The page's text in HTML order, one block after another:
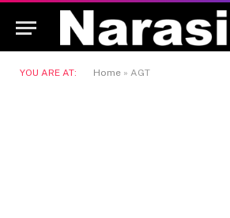
YOU ARE AT: Home » AGT